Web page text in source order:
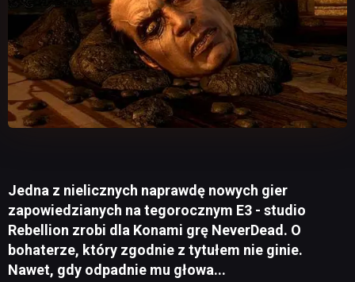
Jedna z nielicznych naprawdę nowych gier
zapowiedzianych na tegorocznym E3 - studio
Rebellion zrobi dla Konami grę NeverDead. O
bohaterze, który zgodnie z tytułem nie ginie.
Nawet, gdy odpadnie mu głowa...